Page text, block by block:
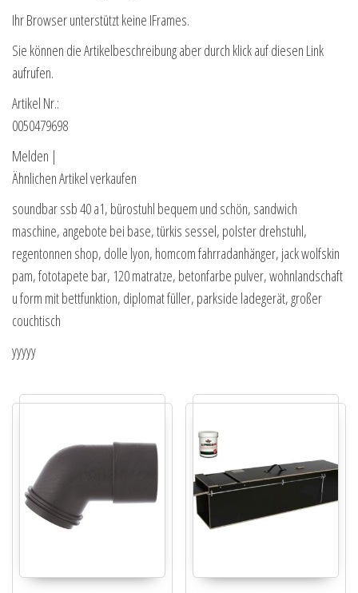
Ihr Browser unterstützt keine IFrames.
Sie können die Artikelbeschreibung aber durch klick auf diesen Link
aufrufen.
Artikel Nr.:
0050479698
Melden |
Ähnlichen Artikel verkaufen
soundbar ssb 40 a1, bürostuhl bequem und schön, sandwich
maschine, angebote bei base, türkis sessel, polster drehstuhl,
regentonnen shop, dolle lyon, homcom fahrradanhänger, jack wolfskin
pam, fototapete bar, 120 matratze, betonfarbe pulver, wohnlandschaft
u form mit bettfunktion, diplomat füller, parkside ladegerät, großer
couchtisch
yyyyy